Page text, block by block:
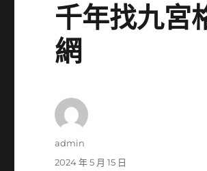
千年找九宮
網
作
admin
發
2024 年 5 月 15 日